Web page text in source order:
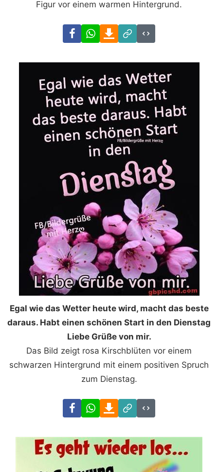
Figur vor einem warmen Hintergrund.
FacebookWhatsAppDownload
Link
Code
Egal wie das Wetter heute wird, macht das beste
daraus. Habt einen schönen Start in den Dienstag
Liebe Grüße von mir.
Das Bild zeigt rosa Kirschblüten vor einem
schwarzen Hintergrund mit einem positiven Spruch
zum Dienstag.
FacebookWhatsAppDownload
Link
Code